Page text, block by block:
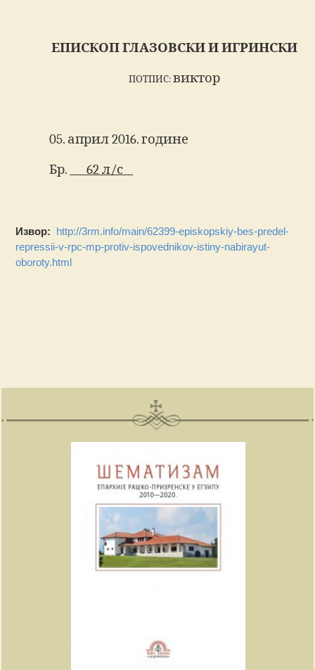
ЕПИСКОП ГЛАЗОВСКИ И ИГРИНСКИ
ПОТПИС: виктор
05. април 2016. године
Бр.
62 л/с__
Извор: http://3rm.info/main/62399-episkopskiy-bes-predel-
repressii-v-rpc-mp-protiv-ispovednikov-istiny-nabirayut-
oboroty.html